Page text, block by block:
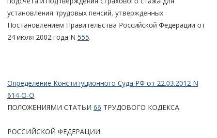
установления трудовых пенсий, утвержденных
Постановлением Правительства Российской Федерации от
24 июля 2002 года N 555.
Определение Конституционного Суда РФ от 22.03.2012 N
614-О-О
ПОЛОЖЕНИЯМИ СТАТЬИ 66 ТРУДОВОГО КОДЕКСА
РОССИЙСКОЙ ФЕДЕРАЦИИ